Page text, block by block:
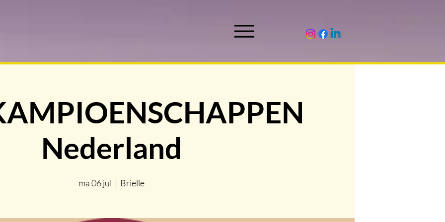
Nederland
ma 06 jul
  |
Brielle